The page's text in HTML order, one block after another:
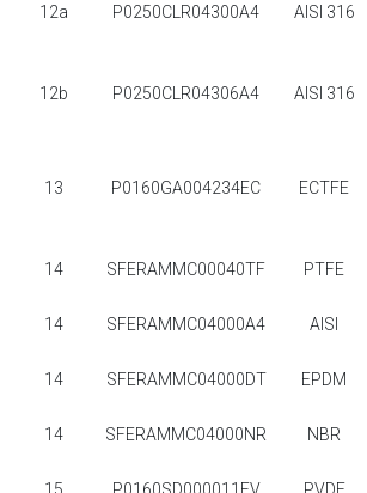
12a P0250CLR04300A4 AISI 316
12b P0250CLR04306A4 AISI 316
13 P0160GA004234EC ECTFE
14 SFERAMMC00040TF PTFE
14 SFERAMMC04000A4 AISI
14 SFERAMMC04000DT EPDM
14 SFERAMMC04000NR NBR